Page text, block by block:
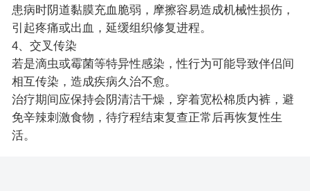
患病时阴道黏膜充血脆弱，摩擦容易造成机械性损伤，
引起疼痛或出血，延缓组织修复进程。
4、交叉传染
若是滴虫或霉菌等特异性感染，性行为可能导致伴侣间
相互传染，造成疾病久治不愈。
治疗期间应保持会阴清洁干燥，穿着宽松棉质内裤，避
免辛辣刺激食物，待疗程结束复查正常后再恢复性生
活。